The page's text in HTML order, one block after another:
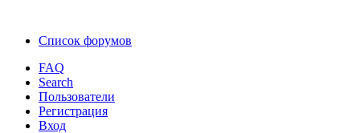
Список форумов
FAQ
Search
Пользователи
Регистрация
Вход